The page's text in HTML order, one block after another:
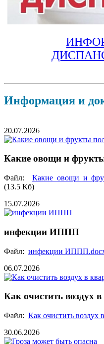
Информация и
20.07.2026
Какие овощи и
Файл: Какие овощи и
(13.5 Кб)
15.07.2026
инфекции ИППП
Файл: инфекции
06.07.2026
Как очистить воздух
Файл: Как очистить воздух
30.06.2026